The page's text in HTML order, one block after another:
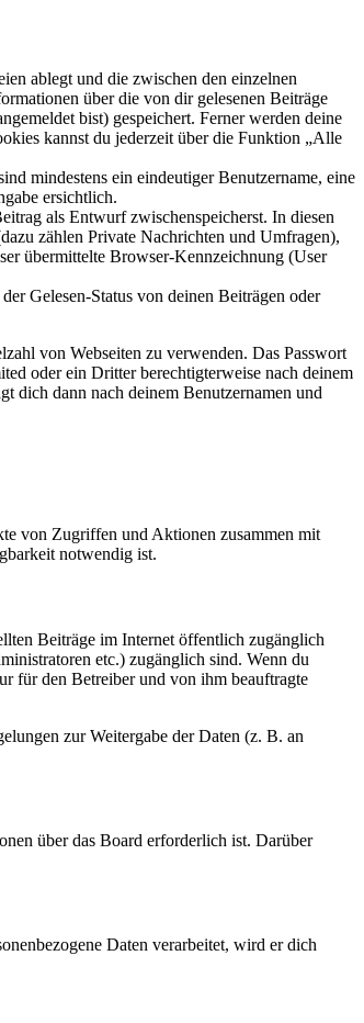
ablegt und die zwischen den einzelnen
über die von dir gelesenen Beiträge
bist) gespeichert. Ferner werden deine
kannst du jederzeit über die Funktion „Alle
mindestens ein eindeutiger Benutzername, eine
ersichtlich.
als Entwurf zwischenspeicherst. In diesen
zählen Private Nachrichten und Umfragen),
übermittelte Browser-Kennzeichnung (User
Gelesen-Status von deinen Beiträgen oder
von Webseiten zu verwenden. Das Passwort
oder ein Dritter berechtigterweise nach deinem
dich dann nach deinem Benutzernamen und
von Zugriffen und Aktionen zusammen mit
notwendig ist.
Beiträge im Internet öffentlich zugänglich
etc.) zugänglich sind. Wenn du
für den Betreiber und von ihm beauftragte
zur Weitergabe der Daten (z. B. an
über das Board erforderlich ist. Darüber
Daten verarbeitet, wird er dich